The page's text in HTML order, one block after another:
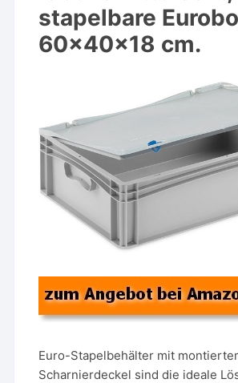
stapelbare
60x40x18 cm.
Euro-Stapelbehälter mit
Scharnierdeckel sind die ideale